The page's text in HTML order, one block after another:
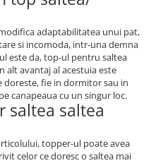
adaptabilitatea unui pat,
si incomoda, intr-una demna
este da, top-ul pentru saltea
alt avantaj al acestuia este
doreste, fie in dormitor sau in
canapeaua cu un singur loc.
saltea saltea
topper-ul poate avea
celor ce doresc o saltea mai